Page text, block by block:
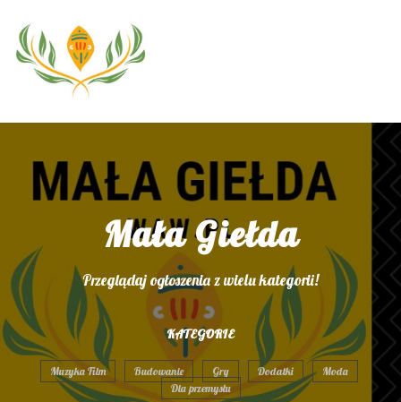
Mała Giełda
Przeglądaj ogłoszenia z wielu kategorii!
KATEGORIE
Muzyka Film Budowanie Gry Dodatki
Moda
Dla przemysłu